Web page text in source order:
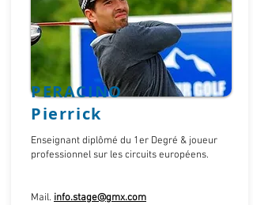
PERACINO
Pierrick
Enseignant diplômé du 1er Degré & joueur
professionnel sur les circuits européens.
Mail. info.stage@gmx.com